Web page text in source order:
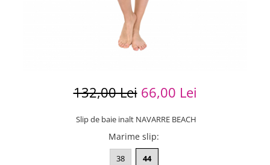
132,00 Lei 66,00 Lei
Slip de baie inalt NAVARRE BEACH
Marime slip:
38 44